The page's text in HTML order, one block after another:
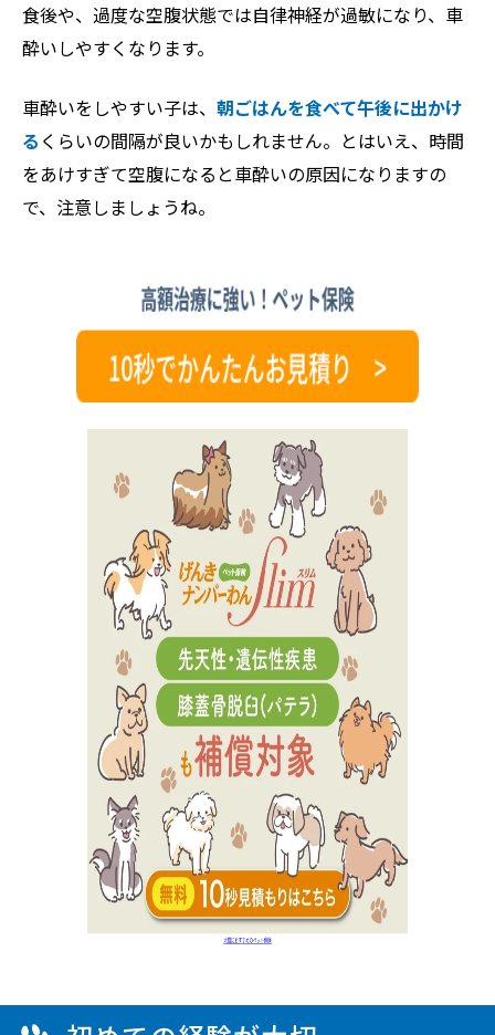
食後や、過度な空腹状態では自律神経が過敏になり、車
酔いしやすくなります。
車酔いをしやすい子は、 朝ごはんを食べて午後に出かけ
る くらいの間隔が良いかもしれません。とはいえ、時間
をあけすぎて空腹になると車酔いの原因になりますの
で、注意しましょうね。